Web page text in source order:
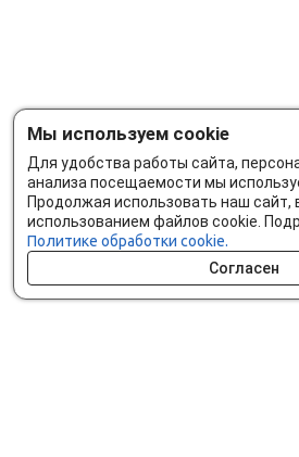
Мы используем cookie
Для удобства работы сайта,
анализа посещаемости мы
Продолжая использовать наш сайт,
использованием файлов cookie.
Политике обработки cookie.
Согласен